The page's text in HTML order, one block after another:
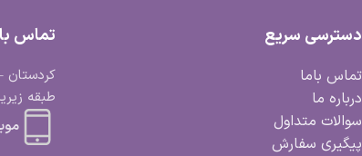
دسترسی سریع
تماس باما
درباره ما
سوالات متداول
پیگیری سفارش
تماس
کردستان
طبقه